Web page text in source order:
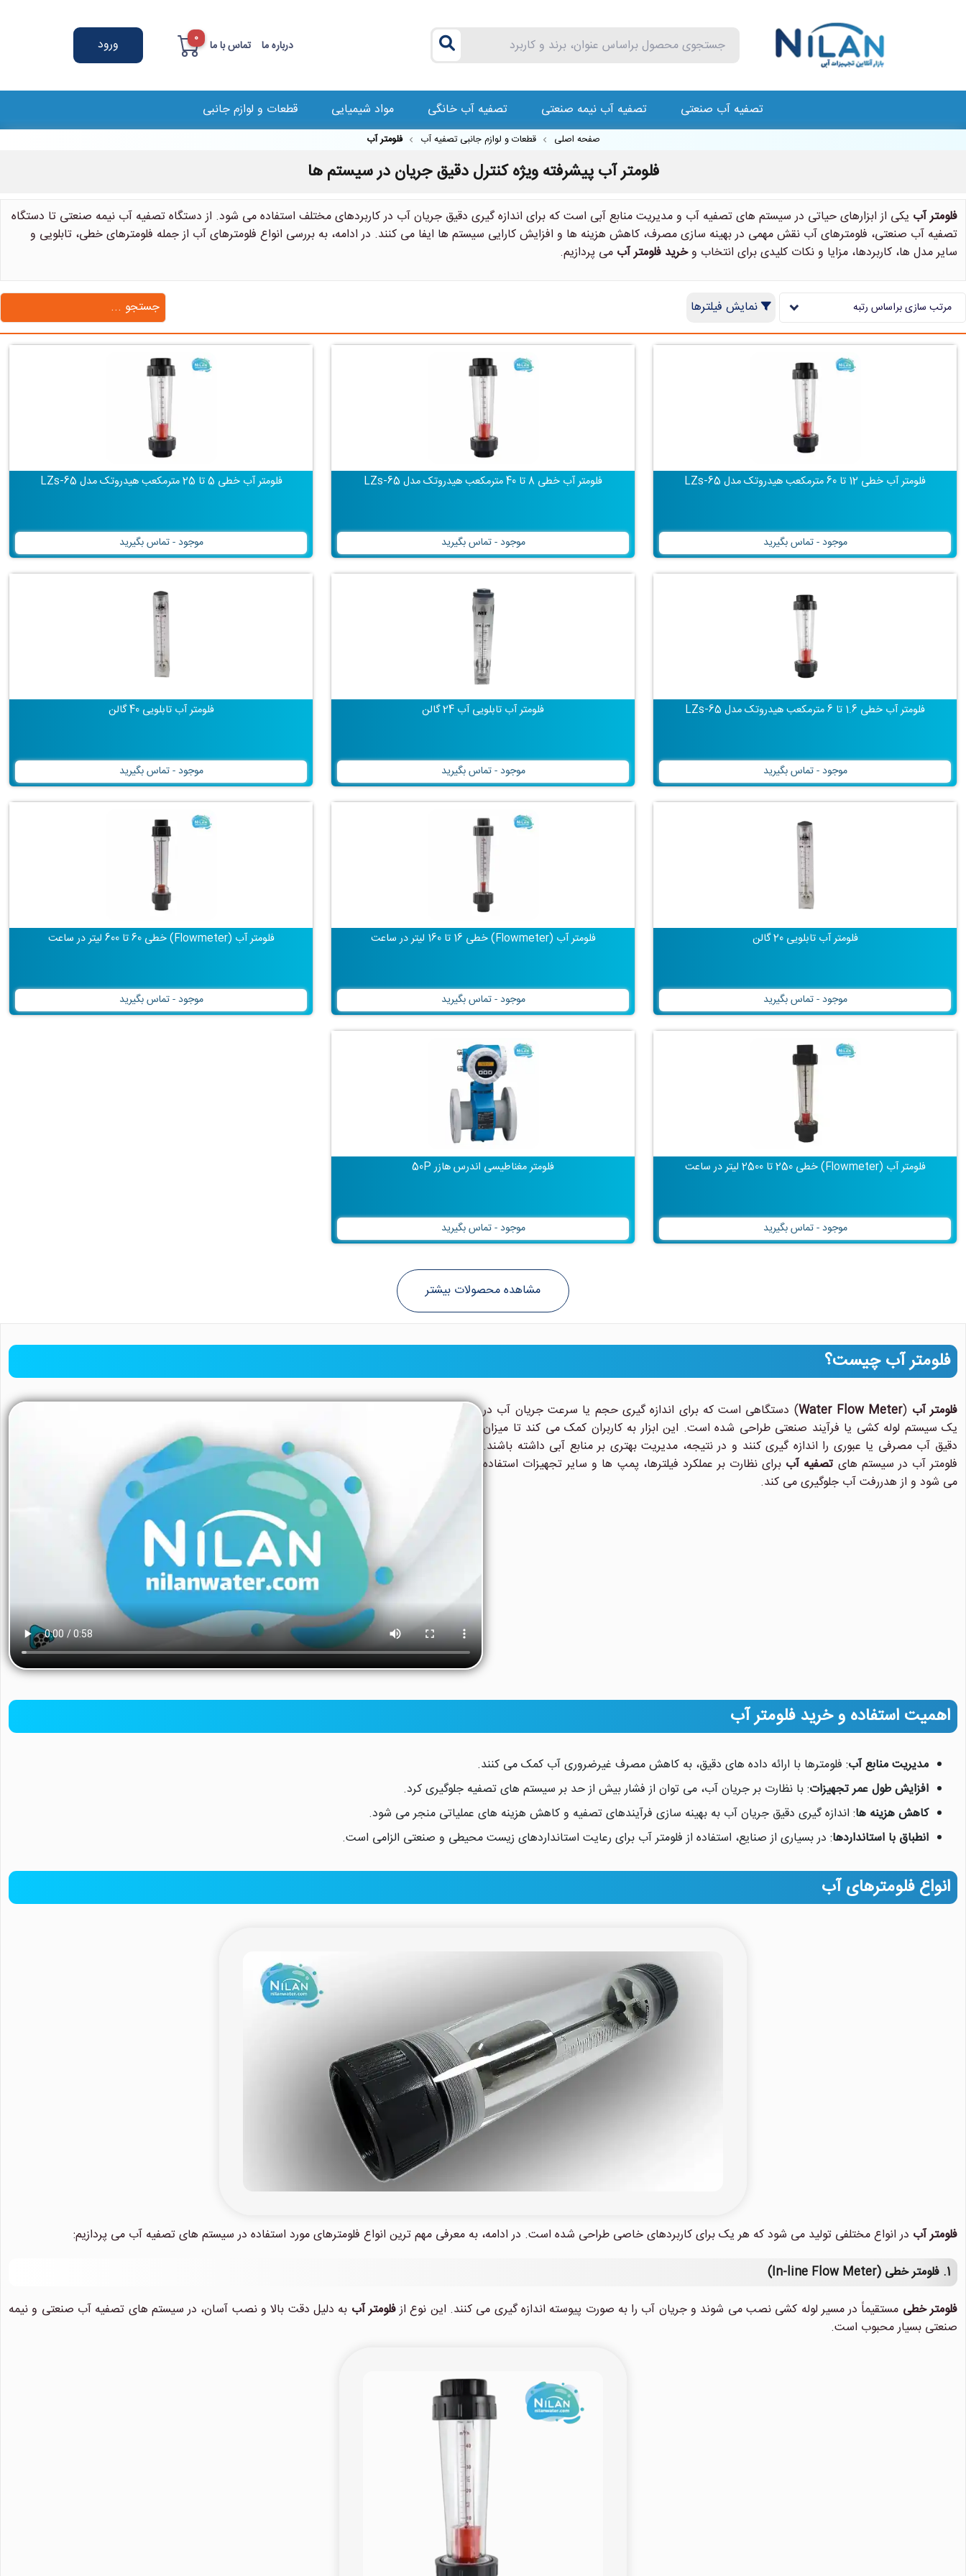
درباره ما تماس با ما 0 ورود
تصفیه آب صنعتی تصفیه آب نیمه صنعتی تصفیه آب خانگی مواد شیمیایی قطعات و لوازم جانبی
صفحه اصلی قطعات و لوازم جانبی تصفیه آب فلومتر آب
فلومتر آب پیشرفته ویژه کنترل دقیق جریان در سیستم ها
فلومتر آب یکی از ابزارهای حیاتی در سیستم های تصفیه آب و مدیریت منابع آبی است که برای اندازه گیری دقیق جریان آب در کاربردهای مختلف استفاده می شود. از دستگاه تصفیه آب نیمه صنعتی تا دستگاه
تصفیه آب صنعتی، فلومترهای آب نقش مهمی در بهینه سازی مصرف، کاهش هزینه ها و افزایش کارایی سیستم ها ایفا می کنند. در ادامه، به بررسی انواع فلومترهای آب از جمله فلومترهای خطی، تابلویی و
سایر مدل ها، کاربردها، مزایا و نکات کلیدی برای انتخاب وخرید فلومتر آب می پردازیم.
مرتب سازی براساس رتبه نمایش فیلترها
فلومتر آب خطی 12 تا 60 مترمکعب هیدروتک مدل LZs-65
موجود - تماس بگیرید
فلومتر آب خطی 8 تا 40 مترمکعب هیدروتک مدل LZs-65
موجود - تماس بگیرید
فلومتر آب خطی 5 تا 25 مترمکعب هیدروتک مدل LZs-65
موجود - تماس بگیرید
فلومتر آب خطی 1.6 تا 6 مترمکعب هیدروتک مدل LZs-65
موجود - تماس بگیرید
فلومتر آب تابلویی آب 24 گالن
موجود - تماس بگیرید
فلومتر آب تابلویی 40 گالن
موجود - تماس بگیرید
فلومتر آب تابلویی 20 گالن
موجود - تماس بگیرید
فلومتر آب (Flowmeter) خطی 16 تا 160 لیتر در ساعت
موجود - تماس بگیرید
فلومتر آب (Flowmeter) خطی 60 تا 600 لیتر در ساعت
موجود - تماس بگیرید
فلومتر آب (Flowmeter) خطی 250 تا 2500 لیتر در ساعت
موجود - تماس بگیرید
فلومتر مغناطیسی اندرس هازر 50P
موجود - تماس بگیرید
فلومتر آب چیست؟
فلومتر آب (
Water Flow Meter) دستگاهی است که برای اندازه گیری حجم یا سرعت جریان آب در
یک سیستم لوله کشی یا فرآیند صنعتی طراحی شده است. این ابزار به کاربران کمک می کند تا میزان
دقیق آب مصرفی یا عبوری را اندازه گیری کنند و در نتیجه، مدیریت بهتری بر منابع آبی داشته باشند.
فلومتر آب در سیستم های تصفیه آب برای نظارت بر عملکرد فیلترها، پمپ ها و سایر تجهیزات استفاده
می شود و از هدررفت آب جلوگیری می کند.
اهمیت استفاده و خرید فلومتر آب
مدیریت منابع آب: فلومترها با ارائه داده های دقیق، به کاهش مصرف غیرضروری آب کمک می کنند.
افزایش طول عمر تجهیزات: با نظارت بر جریان آب، می توان از فشار بیش از حد بر سیستم های تصفیه جلوگیری کرد.
کاهش هزینه ها: اندازه گیری دقیق جریان آب به بهینه سازی فرآیندهای تصفیه و کاهش هزینه های عملیاتی منجر می شود.
انطباق با استانداردها: در بسیاری از صنایع، استفاده از فلومتر آب برای رعایت استانداردهای زیست محیطی و صنعتی الزامی است.
انواع فلومترهای آب
فلومتر آب در انواع مختلفی تولید می شود که هر یک برای کاربردهای خاصی طراحی شده است. در ادامه، به معرفی مهم ترین انواع فلومترهای مورد استفاده در سیستم های تصفیه آب می پردازیم:
1. فلومتر خطی (In-line Flow Meter)
فلومتر خطی مستقیماً در مسیر لوله کشی نصب می شوند و جریان آب را به صورت پیوسته اندازه گیری می کنند. این نوع ازفلومتر آب به دلیل دقت بالا و نصب آسان، در سیستم های تصفیه آب صنعتی و نیمه
صنعتی بسیار محبوب است.